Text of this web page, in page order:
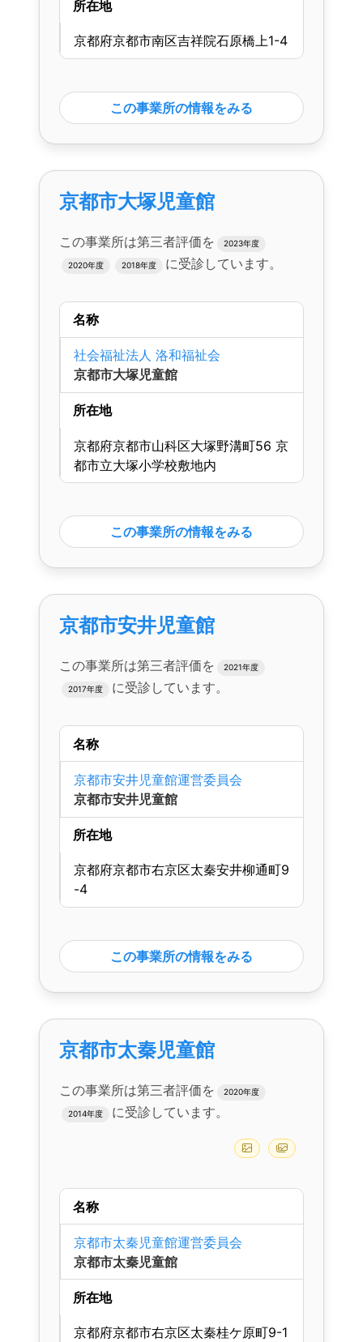
所在地
京都府京都市南区吉祥院石原橋上1-4
この事業所の情報をみる
京都市大塚児童館
この事業所は第三者評価を 2023年度
2020年度 2018年度 に受診しています。
名称
社会福祉法人 洛和福祉会
京都市大塚児童館
所在地
京都府京都市山科区大塚野溝町56 京
都市立大塚小学校敷地内
この事業所の情報をみる
京都市安井児童館
この事業所は第三者評価を 2021年度
2017年度 に受診しています。
名称
京都市安井児童館運営委員会
京都市安井児童館
所在地
京都府京都市右京区太秦安井柳通町9
-4
この事業所の情報をみる
京都市太秦児童館
この事業所は第三者評価を 2020年度
2014年度 に受診しています。
名称
京都市太秦児童館運営委員会
京都市太秦児童館
所在地
京都府京都市右京区太秦桂ケ原町9-1